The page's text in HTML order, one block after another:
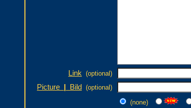
Link (optional)
Picture Bild (optional)
(none)